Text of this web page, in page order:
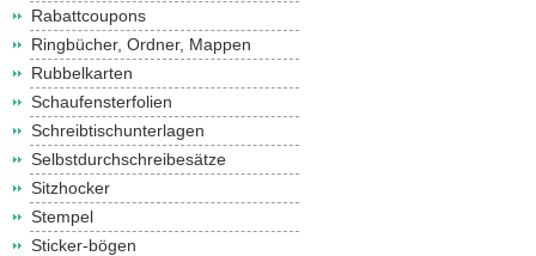
Rabattcoupons
Ringbücher, Ordner, Mappen
Rubbelkarten
Schaufensterfolien
Schreibtischunterlagen
Selbstdurchschreibesätze
Sitzhocker
Stempel
Sticker-bögen